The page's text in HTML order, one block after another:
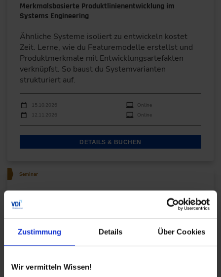
Zustimmung Details Über Cookies
Wir vermitteln Wissen!
Merkmalsbasierte Produktlinienentwicklung im
Systems Engineering
Ähnliche Systeme isoliert zu entwickeln kostet
Zeit. Lerne, wie du Featuremodelle erstellst und
Produktmerkmale mit Entwicklungsartefakten
verknüpfst. So baust du Systemvarianten
strukturiert auf.
Durchführungen
Veranstaltungsdatum
15.10.2026
Online
12.11.2026
Online
DETAILS & BUCHEN
Seminar
mechatronische Systeme, deren Technologien,
Methoden und Konzepte erläutert und durch
Beispiele visualisiert.
Durchführungen